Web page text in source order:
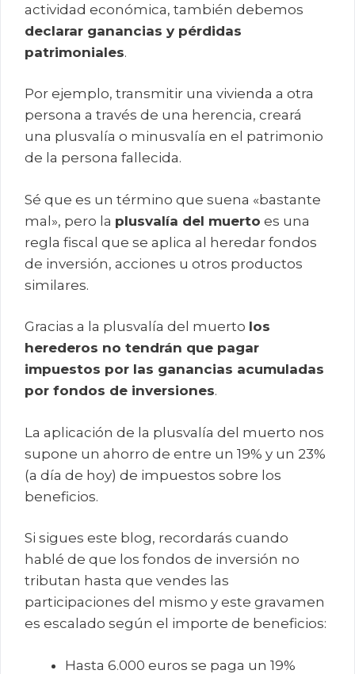
actividad económica, también debemos
declarar ganancias y pérdidas
patrimoniales.
Por ejemplo, transmitir una vivienda a otra
persona a través de una herencia, creará
una plusvalía o minusvalía en el patrimonio
de la persona fallecida.
Sé que es un término que suena «bastante
mal», pero la plusvalía del muerto es una
regla fiscal que se aplica al heredar fondos
de inversión, acciones u otros productos
similares.
Gracias a la plusvalía del muerto los
herederos no tendrán que pagar
impuestos por las ganancias acumuladas
por fondos de inversiones.
La aplicación de la plusvalía del muerto nos
supone un ahorro de entre un 19% y un 23%
(a día de hoy) de impuestos sobre los
beneficios.
Si sigues este blog, recordarás cuando
hablé de que los fondos de inversión no
tributan hasta que vendes las
participaciones del mismo y este gravamen
es escalado según el importe de beneficios:
Hasta 6.000 euros se paga un 19%